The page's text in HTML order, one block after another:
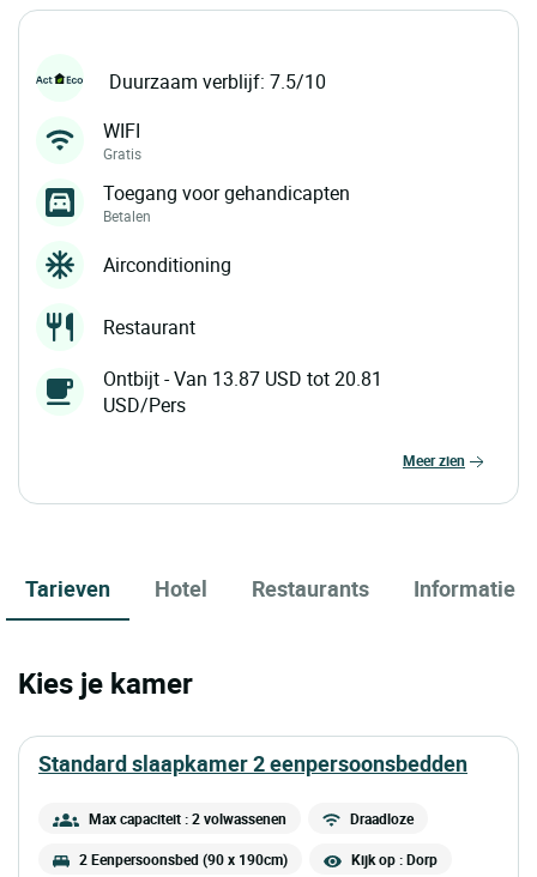
Duurzaam verblijf: 7.5/10
WIFI
Gratis
Toegang voor gehandicapten
Betalen
Airconditioning
Restaurant
Ontbijt - Van 13.87 USD tot 20.81
USD/Pers
meer zien
Tarieven Hotel Restaurants Informatie
Kies je kamer
standard slaapkamer 2 eenpersoonsbedden
Max capaciteit : 2 volwassenen Draadloze
2 Eenpersoonsbed (90 x 190cm) Kijk op : Dorp